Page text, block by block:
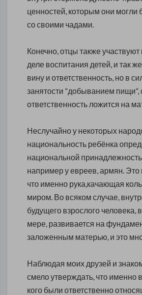
ценностей, которым они могли
со своими чадами.
Конечно, отцы также
деле воспитания детей, и так
вину и ответственность, но в
занятости “добыванием пищи“,
ответственность ложится на
Неслучайно у некоторых
национальность ребёнка
национальной
например у евреев, армян. Это
что именно рука,качающая
миром. Во всяком случае,
будущего взрослого человека,
мере, развивается на
заложенным матерью, и это
Наблюдая моих друзей и
смело утверждать, что именно в
кого были ответственно